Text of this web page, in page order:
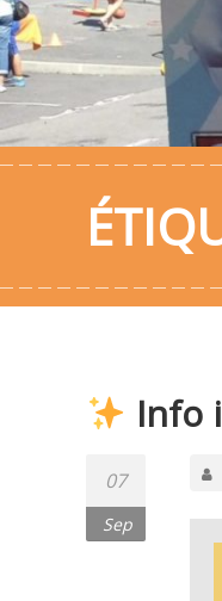
Info
07
Sep